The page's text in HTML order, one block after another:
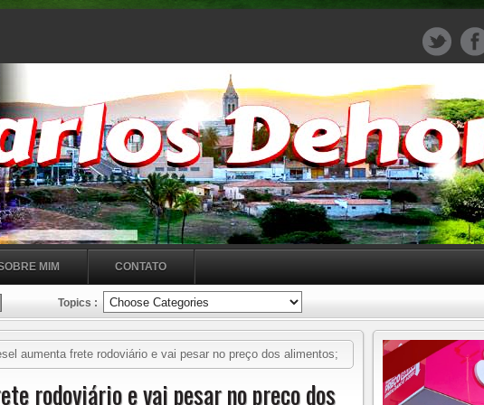
MIM CONTATO
Topics :
aumenta frete rodoviário e vai pesar no preço dos alimentos;
rodoviário e vai pesar no preço dos